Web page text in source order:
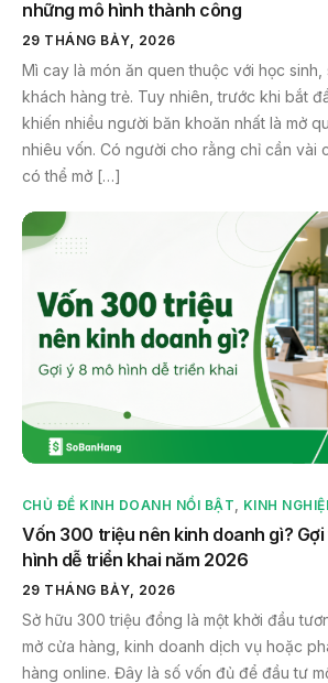
những mô hình thành công
29 THÁNG BẢY, 2026
Mì cay là món ăn quen thuộc với học sinh,
khách hàng trẻ. Tuy nhiên, trước khi bắt
khiến nhiều người băn khoăn nhất là mở
nhiêu vốn. Có người cho rằng chỉ cần vài
có thể mở […]
CHỦ ĐỀ KINH DOANH NỔI BẬT KINH
Vốn 300 triệu nên kinh doanh gì?
hình dễ triển khai năm 2026
29 THÁNG BẢY, 2026
Sở hữu 300 triệu đồng là một khởi đầu
mở cửa hàng, kinh doanh dịch vụ hoặc
hàng online. Đây là số vốn đủ để đầu tư